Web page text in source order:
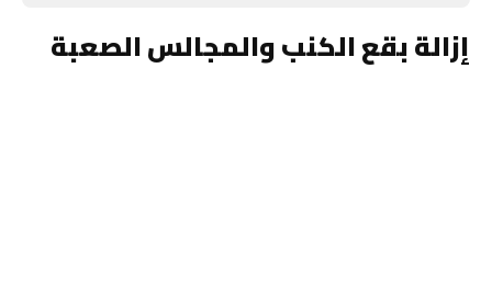
إزالة بقع الكنب والمجالس الصعبة